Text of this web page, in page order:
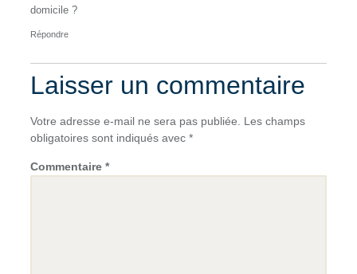
domicile ?
Répondre
Laisser un commentaire
Votre adresse e-mail ne sera pas publiée.
Les champs
obligatoires sont indiqués avec *
Commentaire *